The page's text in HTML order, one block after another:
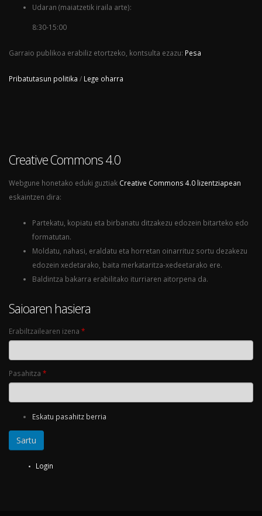
Udaran (maiatzetik iraila arte):
8:30-15:00
Garraio publikoa erabiliz etortzeko, kontsulta ezazu: Pesa
Pribatutasun politika / Lege oharra
Creative Commons 4.0
Webgune honetako eduki guztiak Creative Commons 4.0 lizentziapean
eskaintzen dira:
Partekatu, kopiatu eta birbanatu ditzakezu edozein bitarteko edo
formatutan.
Moldatu, nahasi, eraldatu eta horretan oinarrituz sortu dezakezu
edozein xedetarako, baita merkataritza-xedeetarako ere.
Baldintza bakarra erabilitako iturriaren aitorpena da.
Saioaren hasiera
Erabiltzailearen izena *
Pasahitza *
Eskatu pasahitz berria
Login